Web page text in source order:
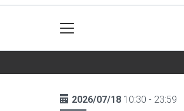
2026/07/18 10:30 - 23:59